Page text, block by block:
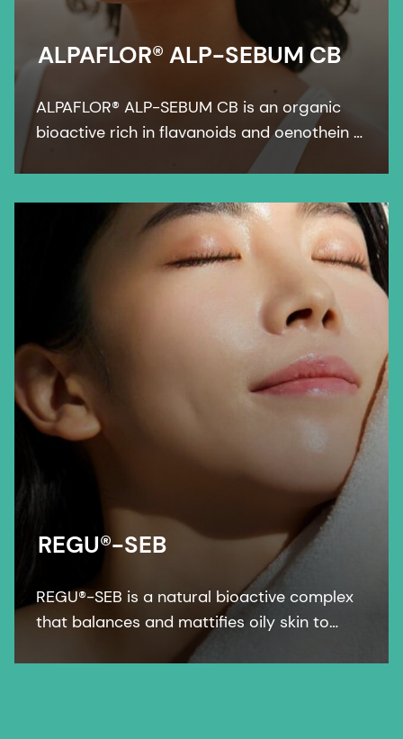
ALPAFLOR® ALP-SEBUM CB
ALPAFLOR® ALP-SEBUM CB is an organic
bioactive rich in flavanoids and oenothein B
- key compounds that show sebum-
It is COSMOS and NATRUE organic certified
and Fair for Life fair trade certified.
REGU®-SEB
REGU®-SEB is a natural bioactive complex
that balances and mattifies oily skin to
unveil a natural look, by regulating the